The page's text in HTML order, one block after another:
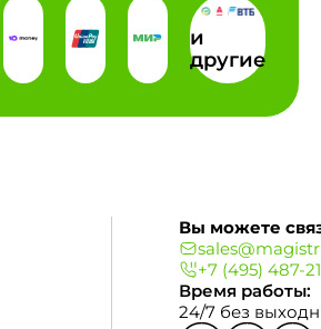
и
другие
Вы можете
+7 (495) 487-
Время работы:
24/7 без